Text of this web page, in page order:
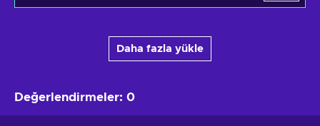
Daha fazla yükle
Değerlendirmeler: 0